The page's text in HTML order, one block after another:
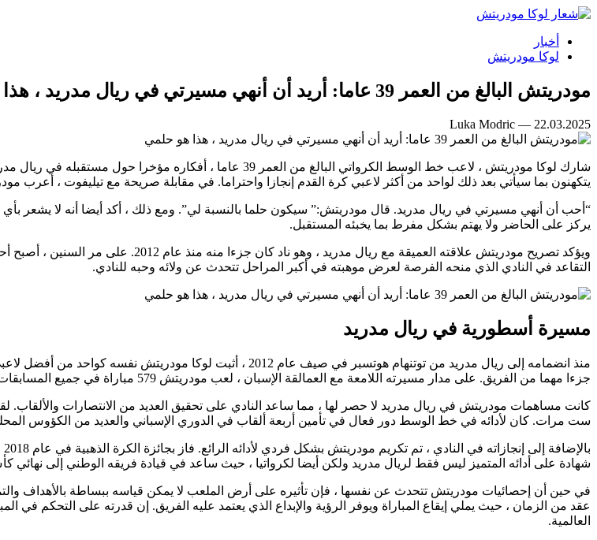
أخبار
لوكا مودريتش
مودريتش البالغ من العمر 39 عاما: أريد أن أنهي مسيرتي في ريال مدريد ، هذا هو حلمي
Luka Modric — 22.03.2025
شارك لوكا مودريتش ، لاعب خط الوسط الكرواتي البالغ من العمر 39
يتكهنون بما سيأتي بعد ذلك لواحد من أكثر لاعبي كرة القدم إنجازا واحتراما. في مقابلة صريحة مع تيليفوت ،
“أحب أن أنهي مسيرتي في ريال مدريد. قال مودريتش:” سيكون حلما بالنسبة لي”. ومع ذلك ، أكد أيضا أنه لا يشعر
يركز على الحاضر ولا يهتم بشكل مفرط بما يخبئه المستقبل.
ويؤكد تصريح مودريتش علاقته العميقة مع
التقاعد في النادي الذي منحه الفرصة لعرض موهبته في أكبر المراحل تتحدث عن ولائه وحبه للنادي.
مسيرة أسطورية في ريال مدريد
منذ انضمامه إلى ريال مدريد من توتنهام هوتسبر في صيف عام 2012 ،
جزءا مهما من الفريق. على مدار مسيرته اللامعة مع العمالقة الإسبان ، لعب مودريتش 579 مباراة في جميع المسابقات ، وسجل 43 هدفا وقدم 93 تمريرة حاسمة.
كانت مساهمات مودريتش في ريال مدريد لا حصر لها ، مما ساعد النادي على تحقيق العديد من الانتصارات والألقاب.
ست مرات. كان لأدائه في خط الوسط دور فعال في تأمين أربعة ألقاب في الدوري الإسباني والعديد من الكؤوس
شهادة على أدائه المتميز ليس فقط لريال مدريد ولكن أيضا لكرواتيا ، حيث ساعد في قيادة فريقه الوطني إلى نهائي كأس
في حين أن إحصائيات مودريتش تتحدث عن نفسها ، فإن تأثيره على أرض الملعب لا يمكن قياسه ببساطة بالأهداف
عقد من الزمان ، حيث يملي إيقاع المباراة ويوفر الرؤية والإبداع الذي يعتمد عليه الفريق. إن قدرته على التحكم في
العالمية.